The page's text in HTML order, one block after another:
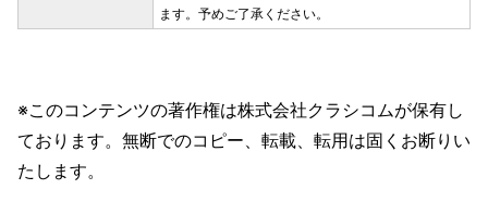
ます。予めご了承ください。
※このコンテンツの著作権は株式会社クラシコムが保有し
ております。無断でのコピー、転載、転用は固くお断りい
たします。